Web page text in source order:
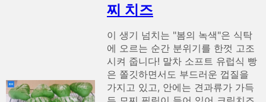
찌 치즈
이 생기 넘치는 "봄의 녹색"은 식탁
에 오르는 순간 분위기를 한껏 고조
시켜 줍니다! 말차 소프트 유럽식 빵
은 쫄깃하면서도 부드러운 껍질을
가지고 있고, 안에는 견과류가 가득